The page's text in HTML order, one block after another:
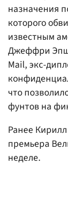
назначения
которого
известным
Джеффри
Mail, экс-
что
фунтов на
Ранее
премьера
неделе.